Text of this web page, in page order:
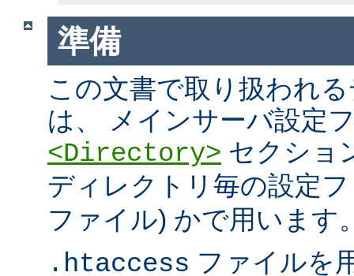
準備
この文書で取り扱われ
は、 メインサーバ設定
<Directory> セクショ
ディレクトリ毎の設定
ファイル) かで用います
.htaccess ファイルを